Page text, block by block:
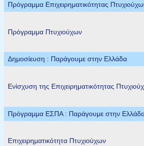
Πρόγραμμα Επιχειρηματικότητας
Πρόγραμμα Πτυχιούχων
Δημοσίευση : Παράγουμε στην Ελλάδα
Ενίσχυση της Επιχειρηματικότητας
Πρόγραμμα ΕΣΠΑ : Παράγουμε στην
Επιχειρηματικότητα Πτυχιούχων